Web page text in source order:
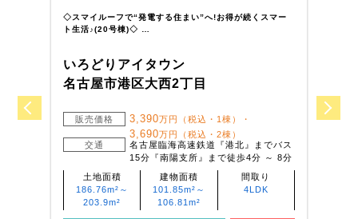
◇スマイルーフで“発電する住まい”へ!お得が続くスマー
ト生活♪(20号棟)◇ …
いろどりアイタウン
名古屋市港区大西2丁目
販売価格 3,390万円（税込・1棟）・
3,690万円（税込・2棟）
交通
名古屋臨海高速鉄道『港北』までバス
15分『南陽支所』まで徒歩4分 ～ 8分
土地面積
186.76m²～
203.9m²
建物面積
101.85m²～
106.81m²
間取り
4LDK